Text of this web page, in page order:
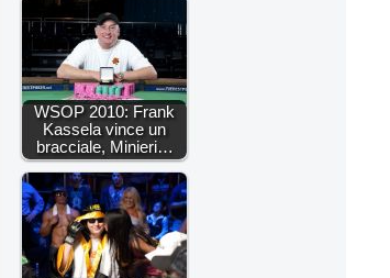
WSOP 2010: Frank
Kassela vince un
bracciale, Minieri…